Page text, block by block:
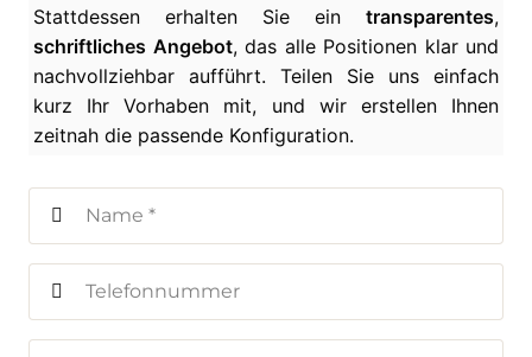
Stattdessen erhalten Sie ein transparentes,
schriftliches Angebot, das alle Positionen klar und
nachvollziehbar aufführt. Teilen Sie uns einfach
kurz Ihr Vorhaben mit, und wir erstellen Ihnen
zeitnah die passende Konfiguration.